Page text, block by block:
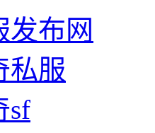
发布网
私服
sf